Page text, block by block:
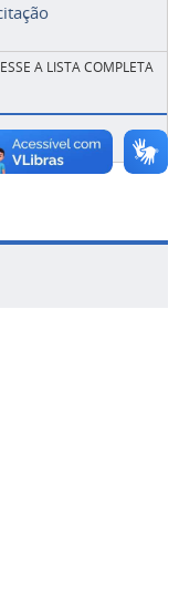
A LISTA COMPLETA